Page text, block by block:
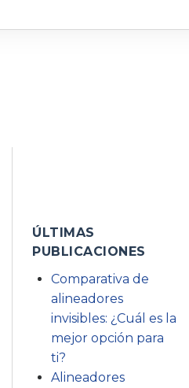
ÚLTIMAS
PUBLICACIONES
Comparativa de
alineadores
invisibles: ¿Cuál es la
mejor opción para
ti?
Alineadores